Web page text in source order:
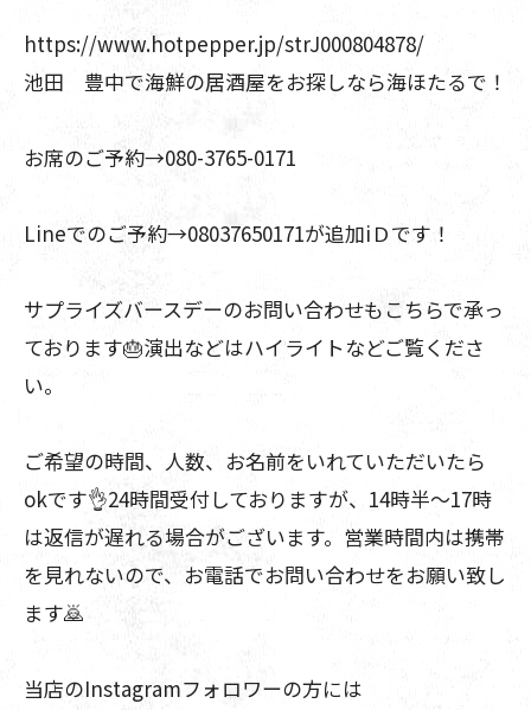
https://www.hotpepper.jp/strJ000804878/
池田 豊中で海鮮の居酒屋をお探しなら海ほたるで！
お席のご予約→080-3765-0171
Lineでのご予約→08037650171が追加iＤです！
サプライズバースデーのお問い合わせもこちらで承っ
ております🎂演出などはハイライトなどご覧くださ
い。
ご希望の時間、人数、お名前をいれていただいたら
okです👌24時間受付しておりますが、14時半〜17時
は返信が遅れる場合がございます。営業時間内は携帯
を見れないので、お電話でお問い合わせをお願い致し
ます🙇
当店のInstagramフォロワーの方には